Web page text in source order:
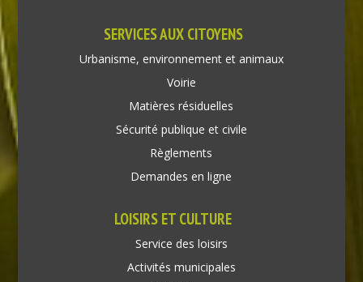
SERVICES AUX CITOYENS
Urbanisme, environnement et animaux
Voirie
Matières résiduelles
Sécurité publique et civile
Règlements
Demandes en ligne
LOISIRS ET CULTURE
Service des loisirs
Activités municipales